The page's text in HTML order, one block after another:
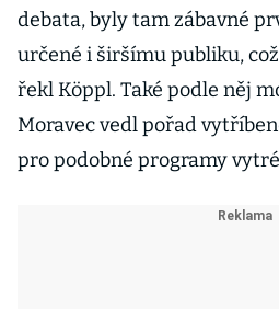
debata, byly tam zábavné
určené i širšímu publiku,
řekl Köppl. Také podle něj
Moravec vedl pořad
pro podobné programy